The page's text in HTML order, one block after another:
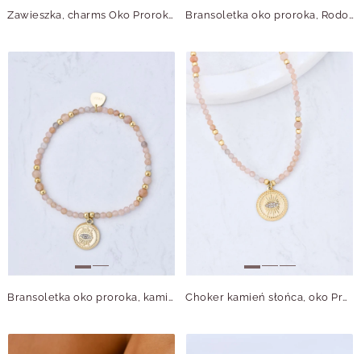
Zawieszka, charms Oko Proroka, stal pozłacana, SC11396Z00 Bransoletka oko proroka, Rodochrozyt, stal pozłacana S110606Z00
Bransoletka oko proroka, kamień słońca, stal pozłacana, S110605Z00 Choker kamień słońca, oko Proroka, stal pozłacana, S310594Z00